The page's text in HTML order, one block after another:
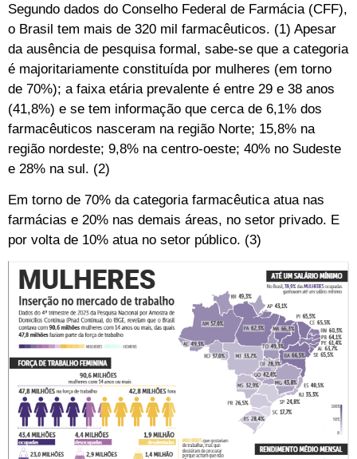
Segundo dados do Conselho Federal de Farmácia (CFF),
o Brasil tem mais de 320 mil farmacêuticos. (1) Apesar
da ausência de pesquisa formal, sabe-se que a categoria
é majoritariamente constituída por mulheres (em torno
de 70%); a faixa etária prevalente é entre 29 e 38 anos
(41,8%) e se tem informação que cerca de 6,1% dos
farmacêuticos nasceram na região Norte; 15,8% na
região nordeste; 9,8% na centro-oeste; 40% no Sudeste
e 28% na sul. (2)
Em torno de 70% da categoria farmacêutica atua nas
farmácias e 20% nas demais áreas, no setor privado. E
por volta de 10% atua no setor público. (3)